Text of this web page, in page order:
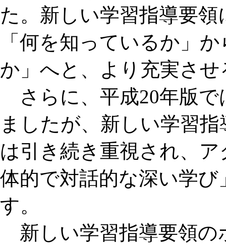
た。新しい学習指導要
「何を知っているか」
か」へと、より充実さ
さらに、平成20年版で
ましたが、新しい学習
は引き続き重視され、
体的で対話的な深い学
す。
新しい学習指導要領の